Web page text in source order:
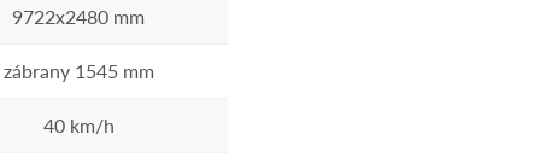
9722x2480 mm
zábrany 1545 mm
40 km/h